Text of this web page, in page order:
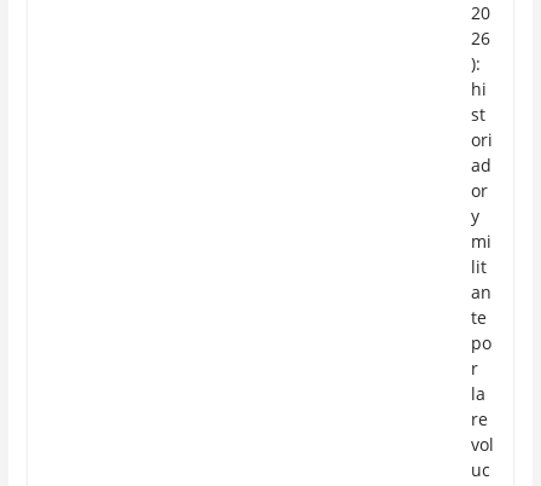
20
26
):
hi
st
ori
ad
or
y
mi
lit
an
te
po
r
la
re
vol
uc